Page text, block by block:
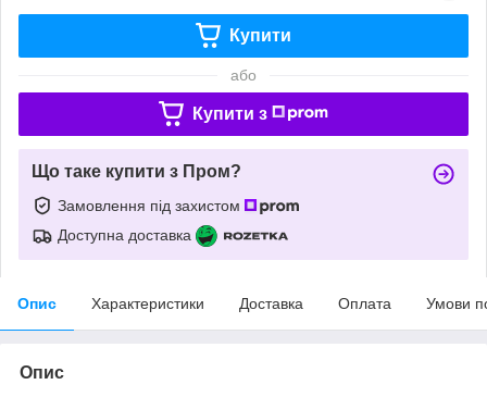
Купити
або
Купити з
Що таке купити з Пром?
Замовлення під захистом
Доступна доставка
Опис Характеристики Доставка Оплата Умови
Опис